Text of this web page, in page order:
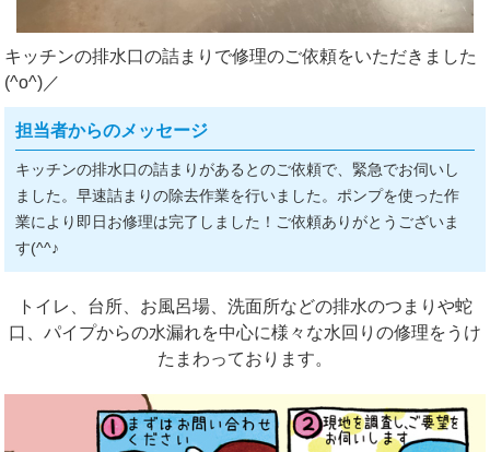
キッチンの排水口の詰まりで修理のご依頼をいただきました
(^o^)／
担当者からのメッセージ
キッチンの排水口の詰まりがあるとのご依頼で、緊急でお伺いし
ました。早速詰まりの除去作業を行いました。ポンプを使った作
業により即日お修理は完了しました！ご依頼ありがとうございま
す(^^♪
トイレ、台所、お風呂場、洗面所などの排水のつまりや蛇
口、パイプからの水漏れを中心に様々な水回りの修理をうけ
たまわっております。